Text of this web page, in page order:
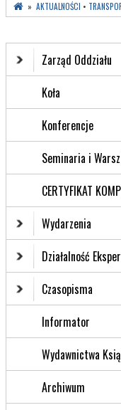
» AKTUALNOŚCI •
Zarząd Oddziału
Koła
Konferencje
Seminaria i
CERTYFIKAT
Wydarzenia
Działalność
Czasopisma
Informator
Wydawnictwa
Archiwum